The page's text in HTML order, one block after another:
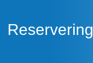
Reservering